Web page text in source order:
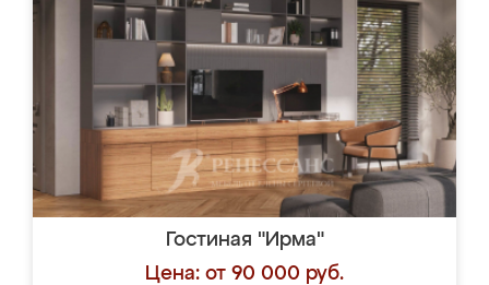
Гостиная "Ирма"
Цена: от 90 000 руб.